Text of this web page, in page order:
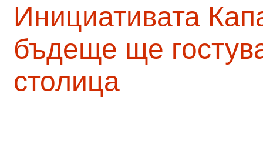
Инициативата
бъдеще ще
столица